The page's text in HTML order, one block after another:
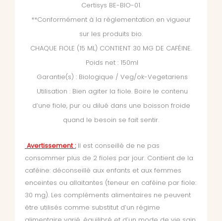
Certisys BE-BIO-01.
**Conformément à la règlementation en vigueur
sur les produits bio.
CHAQUE FIOLE (15 ML) CONTIENT 30 MG DE CAFÉINE.
Poids net : 150ml
Garantie(s) : Biologique / Veg/ok-Vegetariens
Utilisation : Bien agiter la fiole. Boire le contenu
d’une fiole, pur ou dilué dans une boisson froide
quand le besoin se fait sentir.
Avertissement : Il est conseillé de ne pas
consommer plus de 2 fioles par jour. Contient de la
caféine: déconseillé aux enfants et aux femmes
enceintes ou allaitantes (teneur en caféine par fiole:
30 mg). Les compléments alimentaires ne peuvent
être utilisés comme substitut d’un régime